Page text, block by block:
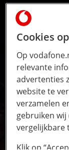
Cookies
Op
relevante
advertenties
website te
verzamelen
gebruiken wij
vergelijkbare
Klik op